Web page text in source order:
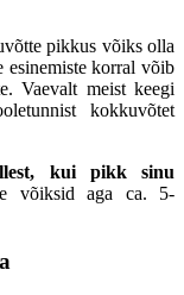
pikkus võiks olla
esinemiste korral võib
Vaevalt meist keegi
kokkuvõtet
kui pikk sinu
võiksid aga ca. 5-